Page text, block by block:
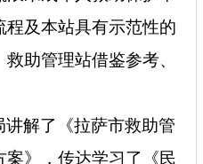
及本站具有示范性的
救助管理站借鉴参考、
解了《拉萨市救助管
》，传达学习了《民